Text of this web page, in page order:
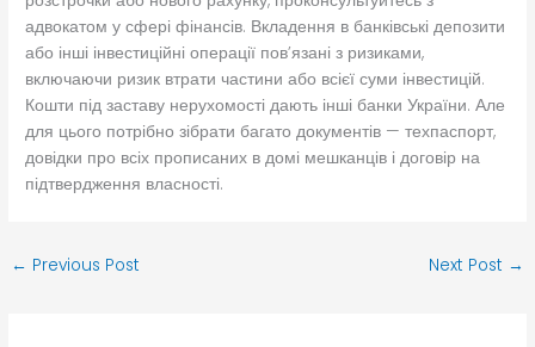
адвокатом у сфері фінансів. Вкладення в банківські депозити
або інші інвестиційні операції пов’язані з ризиками,
включаючи ризик втрати частини або всієї суми інвестицій.
Кошти під заставу нерухомості дають інші банки України. Але
для цього потрібно зібрати багато документів — техпаспорт,
довідки про всіх прописаних в домі мешканців і договір на
підтвердження власності.
← Previous Post Next Post →